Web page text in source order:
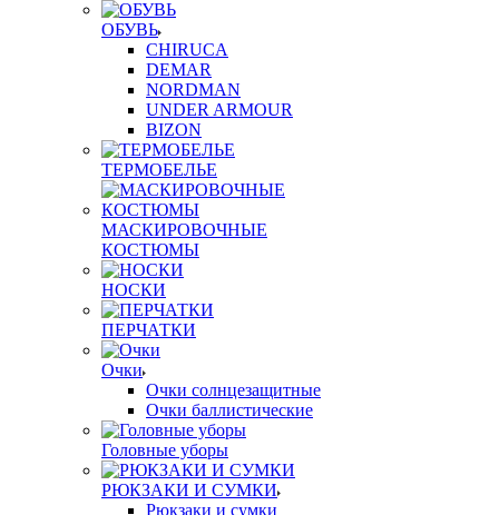
ОБУВЬ
CHIRUCA
DEMAR
NORDMAN
UNDER ARMOUR
BIZON
ТЕРМОБЕЛЬЕ
МАСКИРОВОЧНЫЕ
КОСТЮМЫ
НОСКИ
ПЕРЧАТКИ
Очки
Очки солнцезащитные
Очки баллистические
Головные уборы
РЮКЗАКИ И СУМКИ
Рюкзаки и сумки